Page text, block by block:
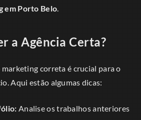
em Porto Belo.
a Agência Certa?
marketing correta é crucial para o
Aqui estão algumas dicas:
Analise os trabalhos anteriores